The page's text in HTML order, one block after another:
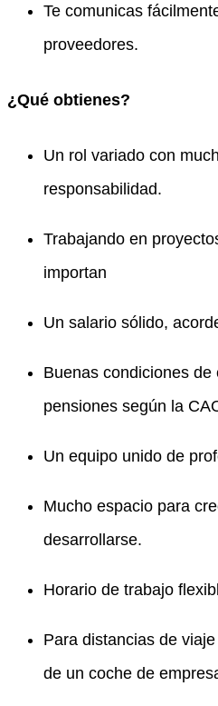
Te comunicas
proveedores.
¿Qué obtienes?
Un rol variado con
responsabilidad.
Trabajando en
importan
Un salario sólido,
Buenas condiciones
pensiones según la
Un equipo unido de
Mucho espacio para
desarrollarse.
Horario de trabajo
Para distancias de
de un coche de